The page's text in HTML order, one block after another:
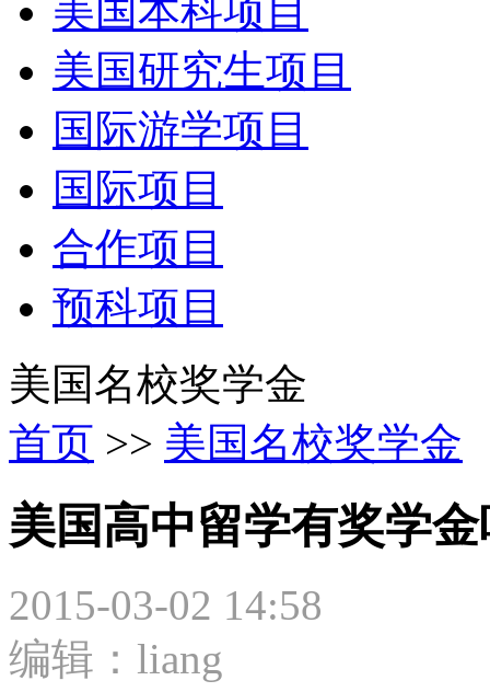
美国本科项目
美国研究生项目
国际游学项目
国际项目
合作项目
预科项目
美国名校奖学金
首页 >> 美国名校奖学金
美国高中留学有奖学金
2015-03-02 14:58
编辑：liang